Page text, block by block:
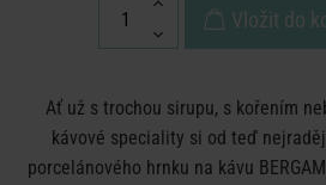
Vložit do
Ať už s trochou sirupu, s kořením
kávové speciality si od teď
porcelánového hrnku na kávu